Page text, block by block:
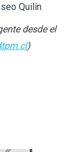
Quilín
desde el
)